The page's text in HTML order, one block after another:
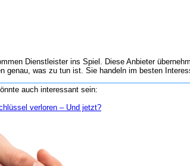
Dienstleister ins Spiel. Diese Anbieter
was zu tun ist. Sie handeln im besten
auch interessant sein:
verloren – Und jetzt?